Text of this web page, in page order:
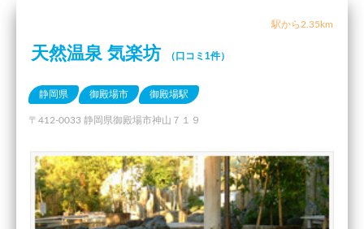
駅から2.35km
天然温泉 気楽坊 （口コミ1件）
静岡県 御殿場市 御殿場駅
〒412-0033 静岡県御殿場市神山７１９